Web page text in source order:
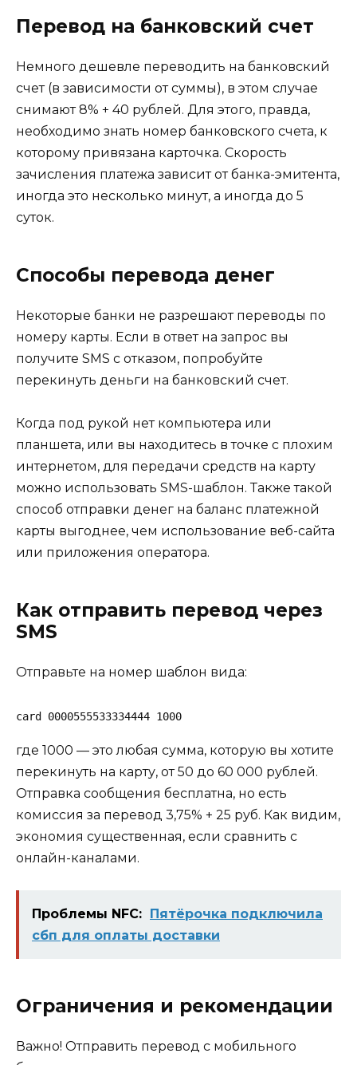
Перевод на банковский счет
Немного дешевле переводить на банковский
счет (в зависимости от суммы), в этом случае
снимают 8% + 40 рублей. Для этого, правда,
необходимо знать номер банковского счета, к
которому привязана карточка. Скорость
зачисления платежа зависит от банка-эмитента,
иногда это несколько минут, а иногда до 5
суток.
Способы перевода денег
Некоторые банки не разрешают переводы по
номеру карты. Если в ответ на запрос вы
получите SMS с отказом, попробуйте
перекинуть деньги на банковский счет.
Когда под рукой нет компьютера или
планшета, или вы находитесь в точке с плохим
интернетом, для передачи средств на карту
можно использовать SMS-шаблон. Также такой
способ отправки денег на баланс платежной
карты выгоднее, чем использование веб-сайта
или приложения оператора.
Как отправить перевод через
SMS
Отправьте на номер шаблон вида:
card 0000555533334444 1000
где 1000 — это любая сумма, которую вы хотите
перекинуть на карту, от 50 до 60 000 рублей.
Отправка сообщения бесплатна, но есть
комиссия за перевод 3,75% + 25 руб. Как видим,
экономия существенная, если сравнить с
онлайн-каналами.
Проблемы NFC: Пятёрочка подключила
сбп для оплаты доставки
Ограничения и рекомендации
Важно! Отправить перевод с мобильного